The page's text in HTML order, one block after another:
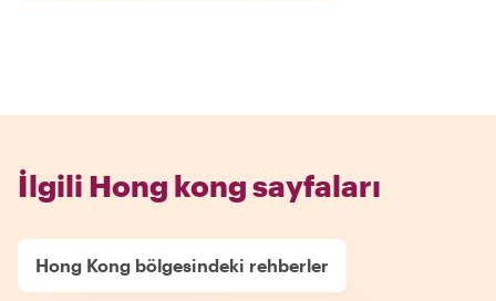
İlgili Hong kong sayfaları
Hong Kong bölgesindeki rehberler